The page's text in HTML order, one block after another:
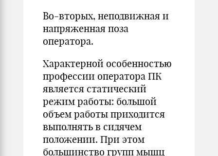
Во-вторых, неподвижная и
напряженная поза
оператора.
Характерной особенностью
профессии оператора ПК
является статический
режим работы: большой
объем работы приходится
выполнять в сидячем
положении. При этом
большинство групп мышц